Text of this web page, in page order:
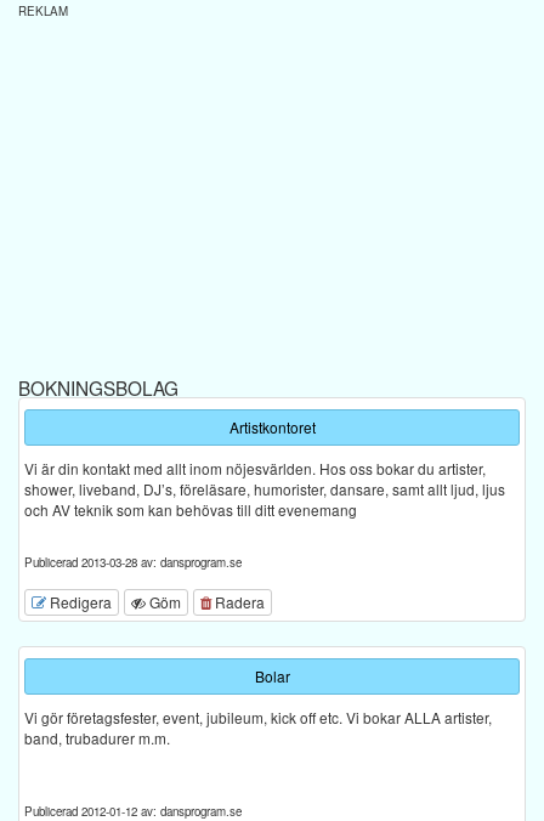
REKLAM
BOKNINGSBOLAG
Artistkontoret
Vi är din kontakt med allt inom nöjesvärlden. Hos oss bokar du artister,
shower, liveband, DJ’s, föreläsare, humorister, dansare, samt allt ljud, ljus
och AV teknik som kan behövas till ditt evenemang
Publicerad 2013-03-28 av: dansprogram.se
Redigera Göm Radera
Bolar
Vi gör företagsfester, event, jubileum, kick off etc. Vi bokar ALLA artister,
band, trubadurer m.m.
Publicerad 2012-01-12 av: dansprogram.se